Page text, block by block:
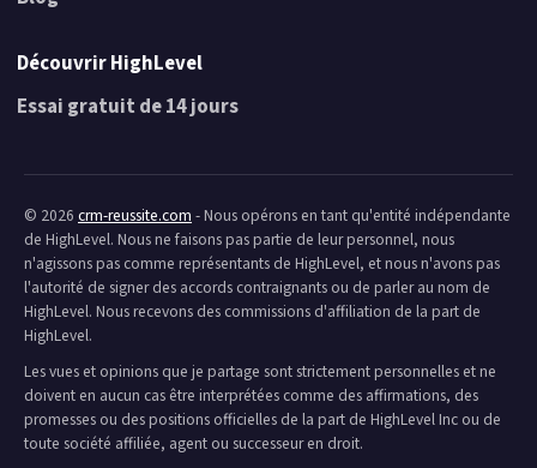
Découvrir HighLevel
Essai gratuit de 14 jours
© 2026 crm-reussite.com - Nous opérons en tant qu'entité indépendante
de HighLevel. Nous ne faisons pas partie de leur personnel, nous
n'agissons pas comme représentants de HighLevel, et nous n'avons pas
l'autorité de signer des accords contraignants ou de parler au nom de
HighLevel. Nous recevons des commissions d'affiliation de la part de
HighLevel.
Les vues et opinions que je partage sont strictement personnelles et ne
doivent en aucun cas être interprétées comme des affirmations, des
promesses ou des positions officielles de la part de HighLevel Inc ou de
toute société affiliée, agent ou successeur en droit.